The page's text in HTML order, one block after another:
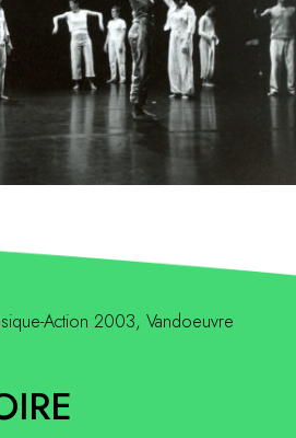
Action 2003, Vandoeuvre